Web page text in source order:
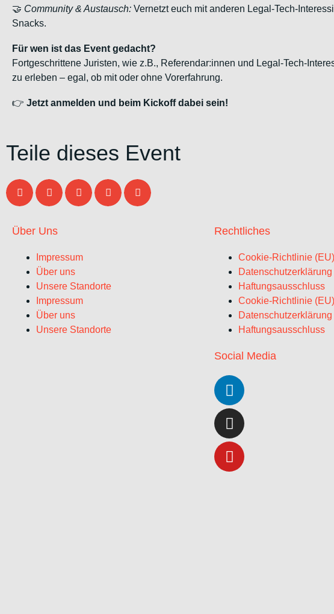
🤝 Community & Austausch: Vernetzt euch mit anderen Legal-Tech-
Snacks.
Für wen ist das Event gedacht?
Fortgeschrittene Juristen, wie z.B., Referendar:innen und Legal-Tech-
zu erleben – egal, ob mit oder ohne Vorerfahrung.
👉 Jetzt anmelden und beim Kickoff dabei sein!
Teile dieses Event
Über Uns
Impressum
Über uns
Unsere Standorte
Impressum
Über uns
Unsere Standorte
Rechtliches
Cookie-Richtlinie (EU)
Datenschutzerklärung
Haftungsausschluss
Cookie-Richtlinie (EU)
Datenschutzerklärung
Haftungsausschluss
Social Media